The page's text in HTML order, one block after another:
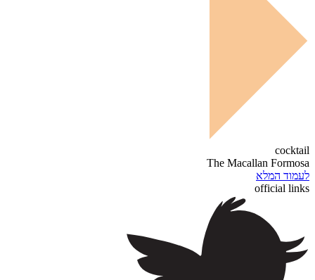
cocktail
The Macallan Formosa
לעמוד המלא
official links